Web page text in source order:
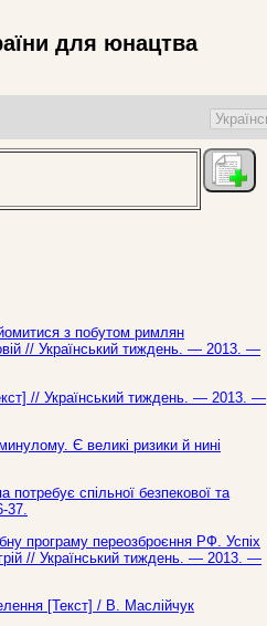
для юнацтва
з побутом римлян
// Український тиждень. — 2013. —
// Український тиждень. — 2013. —
Є великі ризики й нині
потребує спільної безпекової та
37.
програму переозброєння РФ. Успіх
// Український тиждень. — 2013. —
[Текст] / В. Маслійчук